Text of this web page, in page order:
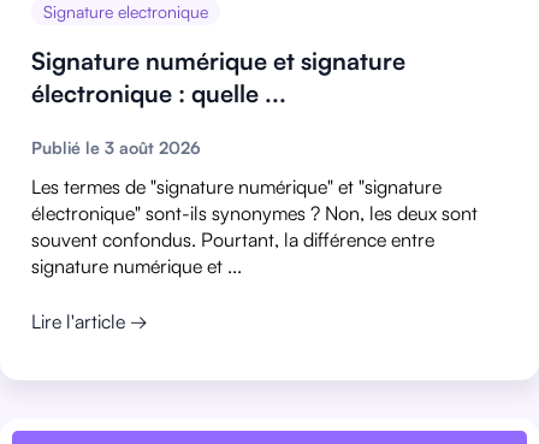
Signature electronique
Signature numérique et signature
électronique : quelle ...
Publié le 3 août 2026
Les termes de "signature numérique" et "signature
électronique" sont-ils synonymes ? Non, les deux sont
souvent confondus. Pourtant, la différence entre
signature numérique et ...
Lire l'article →